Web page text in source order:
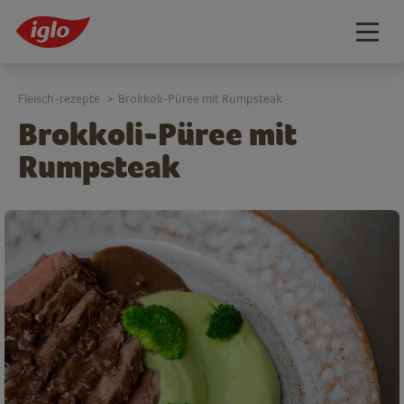
Brokkoli-Püree mit
Rumpsteak
Fleisch-rezepte > Brokkoli-Püree mit Rumpsteak